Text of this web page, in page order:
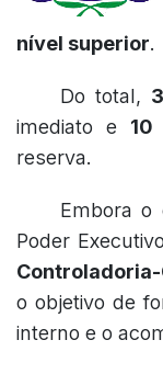
nível superior.
Do total,
imediato e 10
reserva.
Embora o
Poder
Controladoria-
o objetivo de
interno e o